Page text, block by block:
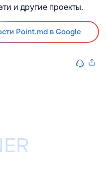
и другие проекты.
Point.md в Google